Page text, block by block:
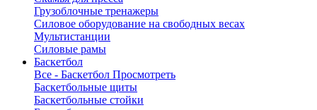
Грузоблочные тренажеры
Силовое оборудование на свободных весах
Мультистанции
Силовые рамы
Баскетбол
Все - Баскетбол Просмотреть
Баскетбольные щиты
Баскетбольные стойки